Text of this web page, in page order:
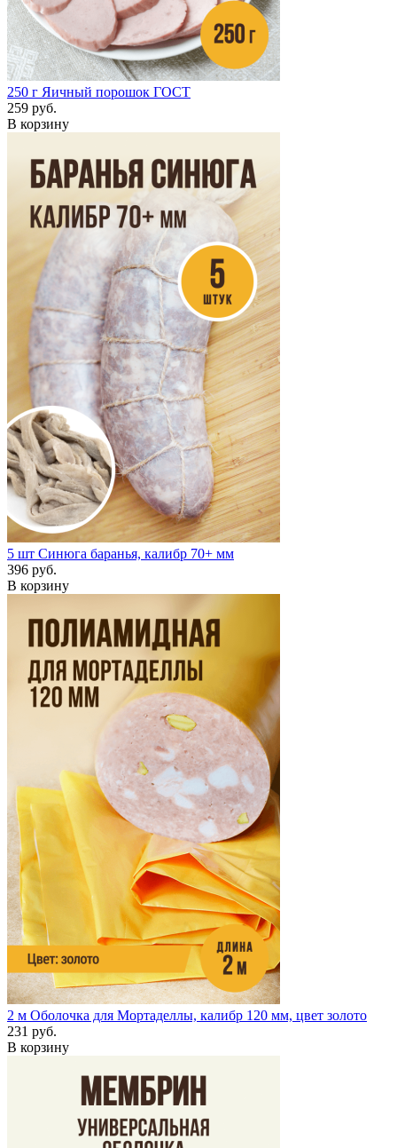
250 г Яичный порошок ГОСТ
259 руб.
В корзину
5 шт Синюга баранья, калибр 70+ мм
396 руб.
В корзину
2 м Оболочка для Мортаделлы, калибр 120 мм, цвет золото
231 руб.
В корзину